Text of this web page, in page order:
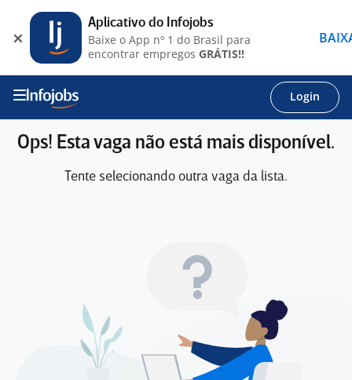
Login
Ops! Esta vaga não está mais disponível.
Tente selecionando outra vaga da lista.
Aplicativo do Infojobs
Baixe o App nº 1 do Brasil para
encontrar empregos GRÁTIS!!